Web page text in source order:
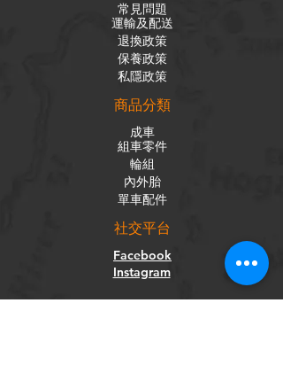
常見問題
運輸及配送
退換政策
保養政策
私隱政策
​商品分類
成車
組車零件
輪組
內外胎
單車配件
社交平台
Facebook
Instagram